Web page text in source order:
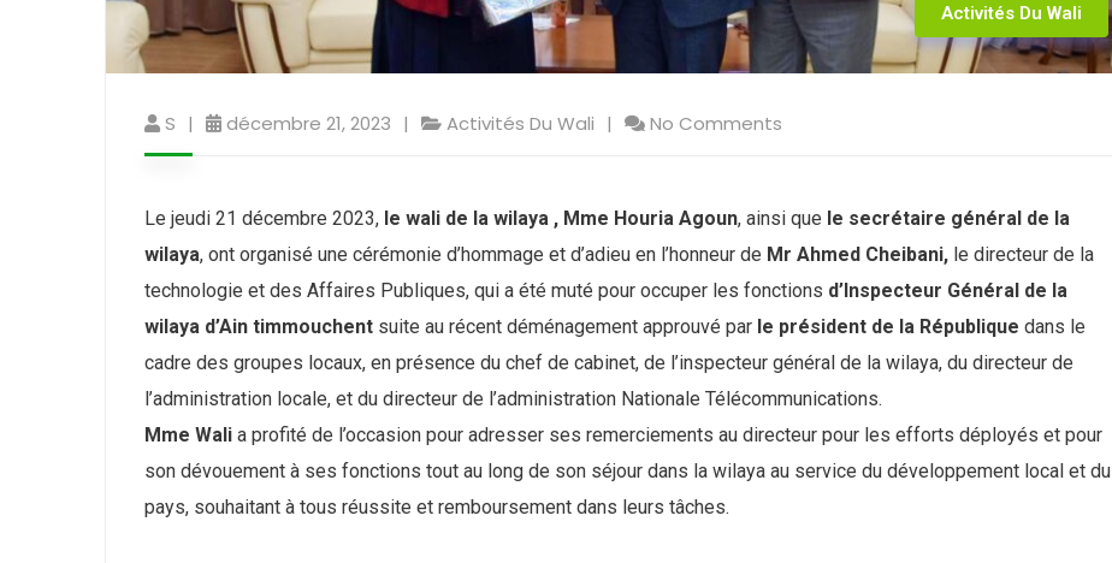
Activités Du Wali
S décembre 21, 2023 Activités Du Wali No Comments
Le jeudi 21 décembre 2023, le wali de la wilaya , Mme Houria Agoun, ainsi que le secrétaire général de la
wilaya, ont organisé une cérémonie d’hommage et d’adieu en l’honneur de Mr Ahmed Cheibani, le directeur de la
technologie et des Affaires Publiques, qui a été muté pour occuper les fonctions d’Inspecteur Général de la
wilaya d’Ain timmouchent suite au récent déménagement approuvé par le président de la République dans le
cadre des groupes locaux, en présence du chef de cabinet, de l’inspecteur général de la wilaya, du directeur de
l’administration locale, et du directeur de l’administration Nationale Télécommunications.
Mme Wali a profité de l’occasion pour adresser ses remerciements au directeur pour les efforts déployés et pour
son dévouement à ses fonctions tout au long de son séjour dans la wilaya au service du développement local et du
pays, souhaitant à tous réussite et remboursement dans leurs tâches.